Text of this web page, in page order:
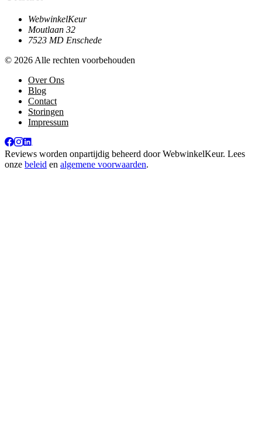
WebwinkelKeur
Moutlaan 32
7523 MD Enschede
© 2026 Alle rechten voorbehouden
Over Ons
Blog
Contact
Storingen
Impressum
Reviews worden onpartijdig beheerd doorWebwinkelKeur. Lees
onze beleid en algemene voorwaarden.